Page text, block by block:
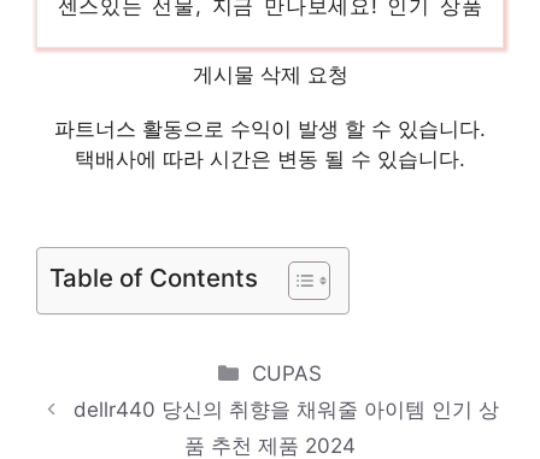
미니서버
2024
품 2024
dell
비디오서버
게시물 삭제 요청
파트너스 활동으로 수익이 발생 할 수 있습니다.
택배사에 따라 시간은 변동 될 수 있습니다.
Table of Contents
Categories
CUPAS
dellr440 당신의 취향을 채워줄 아이템 인기 상
품 추천 제품 2024